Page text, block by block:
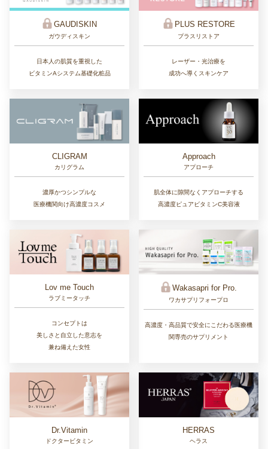
GAUDISKIN
ガウディスキン
日本人の肌質を重視した
ビタミンAシステム基礎化粧品
PLUS RESTORE
プラスリストア
レーザー・光治療を
成功へ導くスキンケア
CLIGRAM
カリグラム
濃厚かつシンプルな
医療機関向け高濃度コスメ
Approach
アプローチ
肌全体に隙間なくアプローチする
高濃度ピュアビタミンC美容液
Lov me Touch
ラブミータッチ
コンセプトは
美しさと自立した意志を
兼ね備えた女性
Wakasapri for Pro.
ワカサプリフォープロ
高濃度・高品質で安全にこだわる医療機
関専売のサプリメント
Dr.Vitamin
ドクタービタミン
HERRAS
ヘラス